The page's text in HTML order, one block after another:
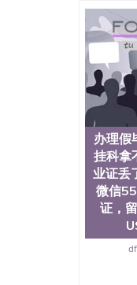
认证
认证
历、
State
圣何
圣何
塞州
大学
（San
State
State
何塞
立大
立大
办理假
挂科拿
业证丢
微信
证，